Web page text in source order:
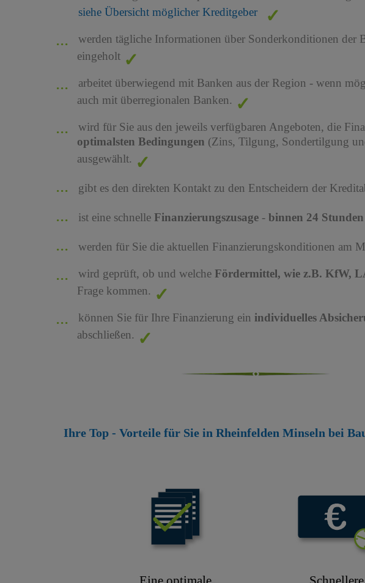
siehe Übersicht möglicher Kreditgeber
werden tägliche Informationen über Sonderkonditionen der
eingeholt
arbeitet überwiegend mit Banken aus der Region - wenn
auch mit überregionalen Banken.
wird für Sie aus den jeweils verfügbaren Angeboten, die
optimalsten Bedingungen (Zins, Tilgung, Sondertilgung
ausgewählt.
gibt es den direkten Kontakt zu den Entscheidern der
ist eine schnelle Finanzierungszusage- binnen 24 Stunden
werden für Sie die aktuellen Finanzierungskonditionen am
wird geprüft, ob und welche Fördermittel, wie z.B. KfW,
Frage kommen.
können Sie für Ihre Finanzierung ein individuelles
abschließen.
Ihre Top - Vorteile für Sie in Rheinfelden Minseln bei
Eine optimale Schnellere